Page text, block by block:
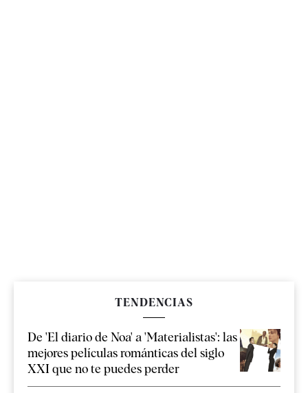
TENDENCIAS
De 'El diario de Noa' a 'Materialistas': las
mejores películas románticas del siglo
XXI que no te puedes perder